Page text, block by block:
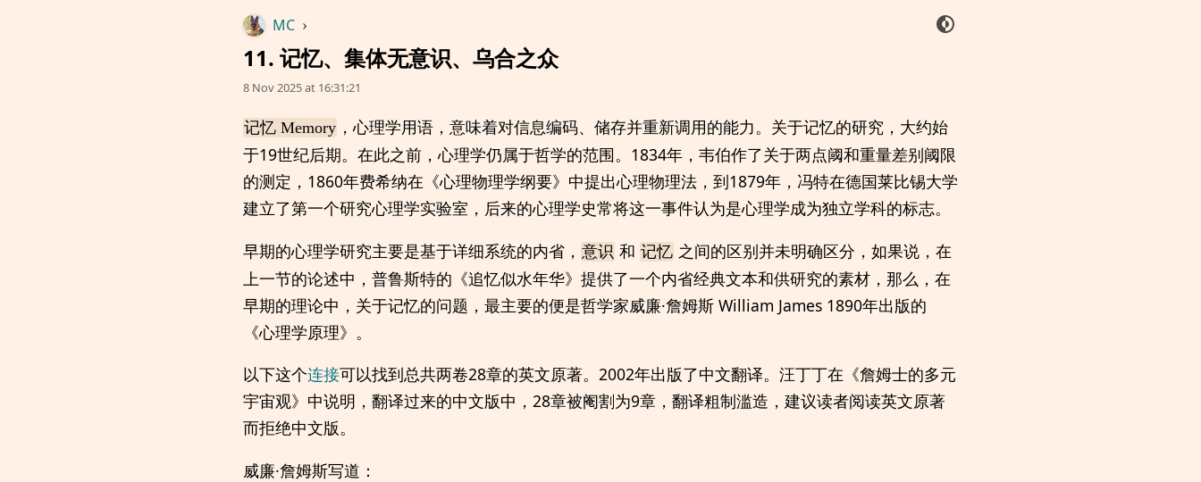
MC ›
11. 记忆、集体无意识、乌合之众
8 Nov 2025 at 16:31:21
记忆 Memory ，心理学用语，意味着对信息编码、储存并重新调用的能力。关于记忆的研究，大约始
于19世纪后期。在此之前，心理学仍属于哲学的范围。1834年，韦伯作了关于两点阈和重量差别阈限
的测定，1860年费希纳在《心理物理学纲要》中提出心理物理法，到1879年，冯特在德国莱比锡大学
建立了第一个研究心理学实验室，后来的心理学史常将这一事件认为是心理学成为独立学科的标志。
早期的心理学研究主要是基于详细系统的内省， 意识 和 记忆 之间的区别并未明确区分，如果说，在
上一节的论述中，普鲁斯特的《追忆似水年华》提供了一个内省经典文本和供研究的素材，那么，在
早期的理论中，关于记忆的问题，最主要的便是哲学家威廉·詹姆斯 William James 1890年出版的
《心理学原理》。
以下这个连接可以找到总共两卷28章的英文原著。2002年出版了中文翻译。汪丁丁在《詹姆士的多元
宇宙观》中说明，翻译过来的中文版中，28章被阉割为9章，翻译粗制滥造，建议读者阅读英文原著
而拒绝中文版。
威廉·詹姆斯写道：